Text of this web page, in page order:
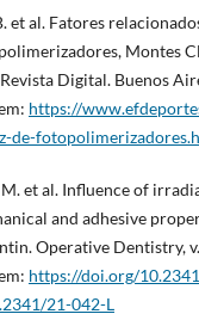
et al. Fatores
Montes
Digital. Buenos
https://
de-
M. et al. Influence of
and adhesive
Operative Dentistry,
https://doi.org/
21-042-L